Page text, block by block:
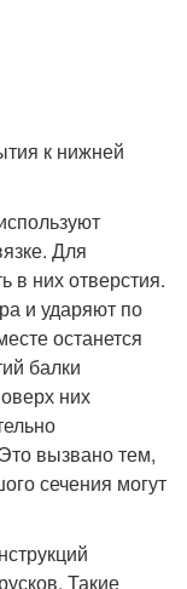
к нижней
Для
в них отверстия.
и ударяют по
останется
балки
них
вызвано тем,
сечения могут
Такие